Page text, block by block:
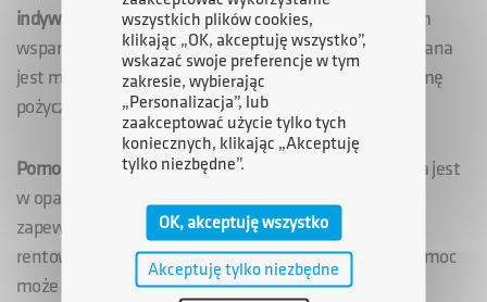
indywidualna na ratowaniejest zwrotnym i odpłatnym
wsparciem płynności finansowej przedsiębiorcy. Udzielana
jest maksymalnie na okres 6 miesięcy i może mieć formę
pożyczki lub poręczenia.
Pomoc indywidualna na restrukturyzację
przyznawana jest
w oparciu o plan restrukturyzacji przedsiębiorcy,
zapewniający przywrócenie mu długoterminowej
rentowności i zdolności do konkurowania na rynku. Pomoc
może mieć formę pożyczki, poręczenia lub
wszystkich plików cookies,
klikając „OK, akceptuję wszystko”,
wskazać swoje preferencje w tym
zakresie, wybierając
„Personalizacja”, lub
zaakceptować użycie tylko tych
koniecznych, klikając „Akceptuję
tylko niezbędne”.
OK, akceptuję wszystko
Akceptuję tylko niezbędne